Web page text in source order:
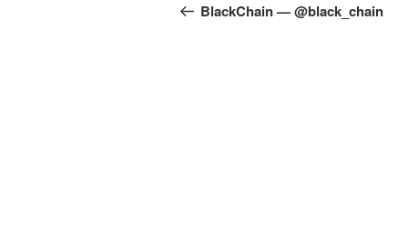
запись:
BlackChain — @black_chain